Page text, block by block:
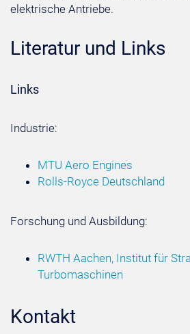
elektrische Antriebe.
Literatur und Links
Links
Industrie:
MTU Aero Engines
Rolls-Royce Deutschland
Forschung und Ausbildung:
RWTH Aachen, Institut für
Turbomaschinen
Kontakt